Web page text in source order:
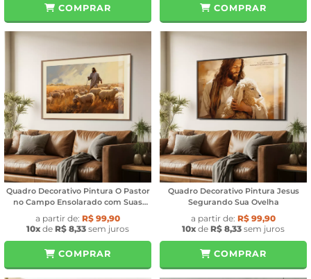
COMPRAR COMPRAR
Quadro Decorativo Pintura O Pastor
no Campo Ensolarado com Suas
Ovelhas
a partir de: R$ 99,90
10x de R$ 8,33 sem juros
COMPRAR
Quadro Decorativo Pintura Jesus
Segurando Sua Ovelha
a partir de: R$ 99,90
10x de R$ 8,33 sem juros
COMPRAR